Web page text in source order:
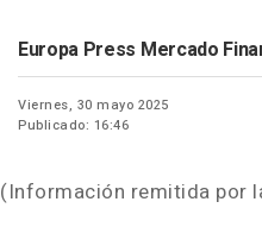
Europa Press Mercado
Viernes, 30 mayo 2025
Publicado: 16:46
(Información remitida por